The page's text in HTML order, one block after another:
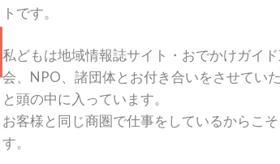
トです。
私どもは地域情報誌サイト・おでかけガイ
会、NPO、諸団体とお付き合いをさせてい
と頭の中に入っています。
お客様と同じ商圏で仕事をしているからこ
す。